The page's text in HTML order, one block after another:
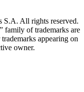
All rights reserved.
family of trademarks are
appearing on
owner.